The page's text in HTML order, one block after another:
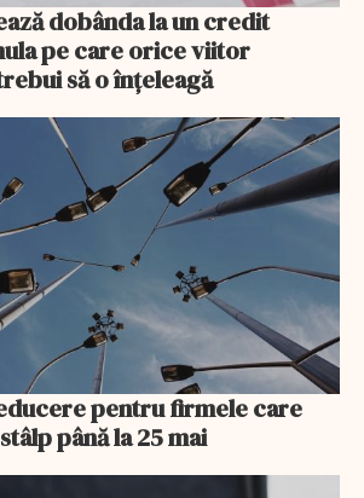
dobânda la un credit
pe care orice viitor
să o înțeleagă
pentru firmele care
până la 25 mai